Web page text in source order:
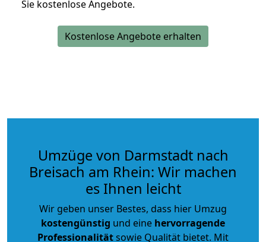
Sie kostenlose Angebote.
Kostenlose Angebote erhalten
Umzüge von Darmstadt nach
Breisach am Rhein: Wir machen
es Ihnen leicht
Wir geben unser Bestes, dass hier Umzug
kostengünstig und eine hervorragende
Professionalitätsowie Qualität bietet. Mit